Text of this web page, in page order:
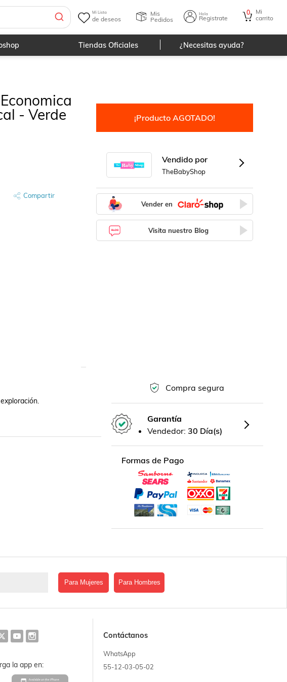
Mi Lista
de deseos
Mis
Pedidos
Hola
Registrate
0
Mi
carrito
Tiendas Oficiales ¿Necesitas ayuda?
- Verde
Compartir
¡Producto AGOTADO!
Vendido por
TheBabyShop
Vender en
Visita nuestro Blog
Compra segura
Garantía
Vendedor: 30 Día(s)
Formas de Pago
Para Mujeres Para Hombres
la app en:
Contáctanos
WhatsApp
55-12-03-05-02